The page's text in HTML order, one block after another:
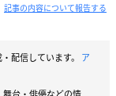
記事の内容について報告する
配信しています。 ア